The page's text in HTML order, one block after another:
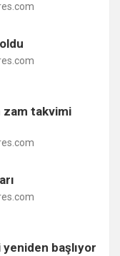
zam takvimi
başlıyor